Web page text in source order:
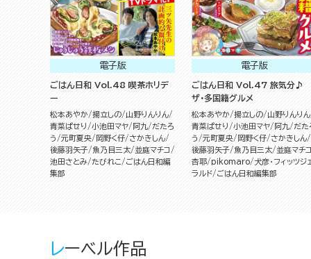
電子版
ごはん日和 Vol.48 喫茶ホリデ
ー
松本あやか 揚立しの
山野りんりん
青菜ぱせり
小池田マヤ 阿九
だたろ
う
元町夏央 岡野く仔 さかきしん
後藤羽矢子
魚乃目三太
並庭マチコ
池田さとみ
たびれこ
ごはん日和編
集部
電子版
ごはん日和 Vol.47 旅気分♪
ザ・多国籍グルメ
松本あやか 揚立しの
山野りんりん
青菜ぱせり
小池田マヤ 阿九
だた
う
元町夏央 岡野く仔 さかきしん
後藤羽矢子 魚乃目三太
並庭マチ
杏耶 pikomaro
犬彦・フィッツジ
ラルド
ごはん日和編集部
レーベル作品